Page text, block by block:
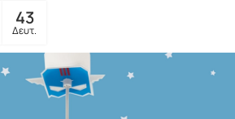
41
Δευτ.